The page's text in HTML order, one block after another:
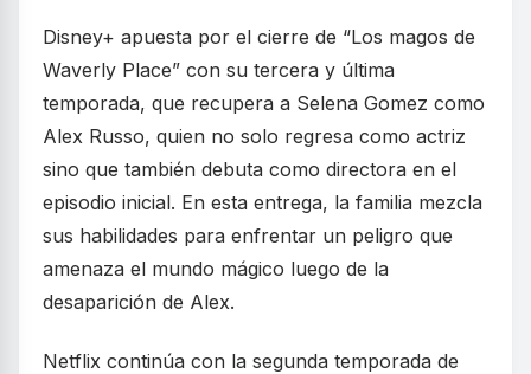
Disney+ apuesta por el cierre de “Los magos de
Waverly Place” con su tercera y última
temporada, que recupera a Selena Gomez como
Alex Russo, quien no solo regresa como actriz
sino que también debuta como directora en el
episodio inicial. En esta entrega, la familia mezcla
sus habilidades para enfrentar un peligro que
amenaza el mundo mágico luego de la
desaparición de Alex.
Netflix continúa con la segunda temporada de